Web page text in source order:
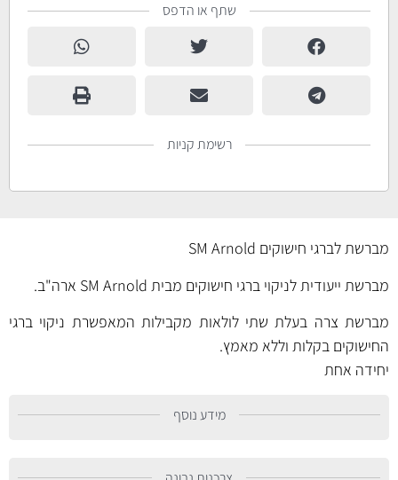
שתף או הדפס
רשימת קניות
מברשת לברגי חישוקים SM Arnold
מברשת ייעודית לניקוי ברגי חישוקים מבית SM Arnold ארה"ב.
מברשת צרה בעלת שתי לולאות מקבילות המאפשרת ניקוי ברגי
החישוקים בקלות וללא מאמץ.
יחידה אחת
מידע נוסף